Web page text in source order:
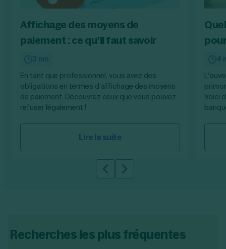
Affichage des moyens de
paiement : ce qu’il faut savoir
3 mn
En tant que professionnel, vous avez des
obligations en termes d’affichage des moyens
de paiement. Découvrez ceux que vous pouvez
refuser légalement !
Lire la suite
4
Voici
Slide précédente
Slide suivante
Recherches les plus fréquentes